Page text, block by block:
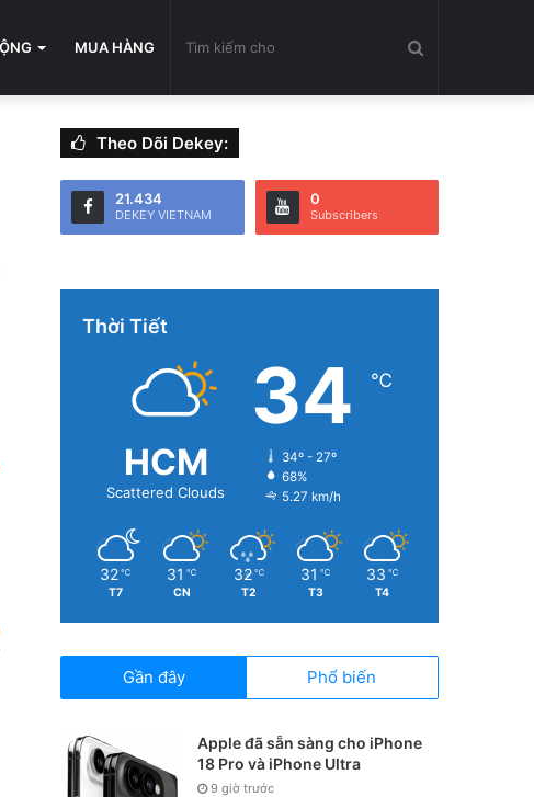
MUA HÀNG
cho
Theo Dõi Dekey:
21.434
DEKEY VIETNAM
0
Subscribers
Thời Tiết
HCM
Scattered Clouds
34 ℃
34º - 27º
68%
5.27 km/h
32 ℃
T7
31 ℃
CN
32 ℃
T2
31 ℃
T3
33 ℃
T4
Gần đây Phổ biến
Apple đã sẵn sàng cho iPhone
18 Pro và iPhone Ultra
9 giờ trước